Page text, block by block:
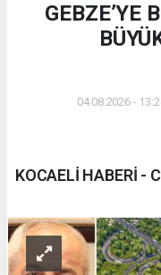
GEBZE’YE
04.08.2026 -
KOCAELİ HABERİ -